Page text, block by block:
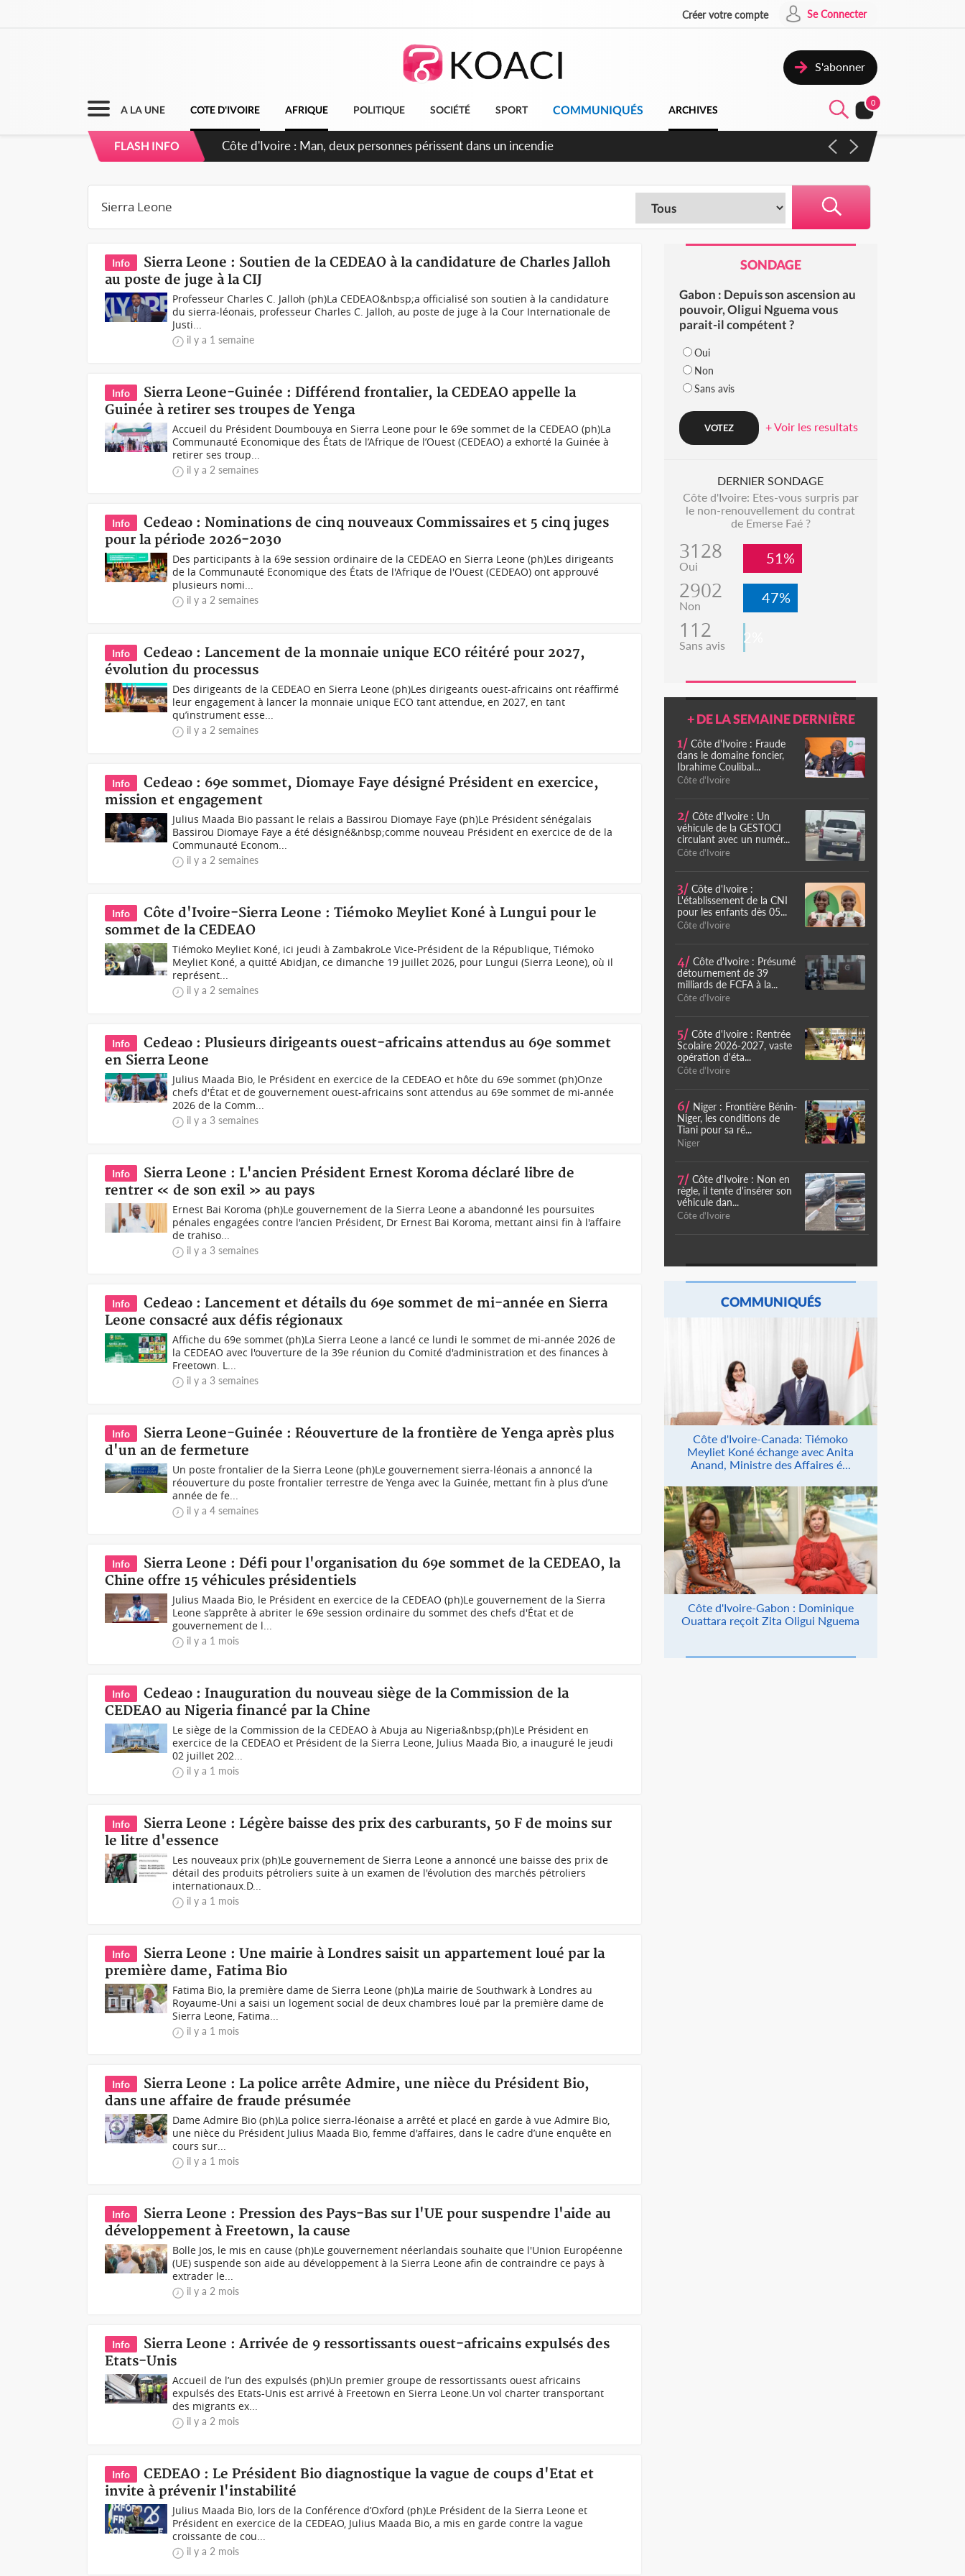
Créer votre compte Se Connecter
S'abonner
A LA UNE COTE D'IVOIRE AFRIQUE POLITIQUE SOCIÉTÉ SPORT COMMUNIQUÉS ARCHIVES
0
FLASH INFO
Côte d'Ivoire : Séileu, la célébration de la fête nationale transformée en vaste campagne contre les produits
Info
Sierra Leone : Soutien de la CEDEAO à la candidature de Charles Jalloh
au poste de juge à la CIJ
Professeur Charles C. Jalloh (ph)La CEDEAO&nbsp;a officialisé son soutien à la candidature
du sierra-léonais, professeur Charles C. Jalloh, au poste de juge à la Cour Internationale de
Justi...
il y a 1 semaine
Info
Sierra Leone-Guinée : Différend frontalier, la CEDEAO appelle la
Guinée à retirer ses troupes de Yenga
Accueil du Président Doumbouya en Sierra Leone pour le 69e sommet de la CEDEAO (ph)La
Communauté Economique des États de l’Afrique de l’Ouest (CEDEAO) a exhorté la Guinée à
retirer ses troup...
il y a 2 semaines
Info
Cedeao : Nominations de cinq nouveaux Commissaires et 5 cinq juges
pour la période 2026-2030
Des participants à la 69e session ordinaire de la CEDEAO en Sierra Leone (ph)Les dirigeants
de la Communauté Economique des États de l'Afrique de l'Ouest (CEDEAO) ont approuvé
plusieurs nomi...
il y a 2 semaines
Info
Cedeao : Lancement de la monnaie unique ECO réitéré pour 2027,
évolution du processus
Des dirigeants de la CEDEAO en Sierra Leone (ph)Les dirigeants ouest-africains ont réaffirmé
leur engagement à lancer la monnaie unique ECO tant attendue, en 2027, en tant
qu’instrument esse...
il y a 2 semaines
Info
Cedeao : 69e sommet, Diomaye Faye désigné Président en exercice,
mission et engagement
Julius Maada Bio passant le relais a Bassirou Diomaye Faye (ph)Le Président sénégalais
Bassirou Diomaye Faye a été désigné&nbsp;comme nouveau Président en exercice de de la
Communauté Econom...
il y a 2 semaines
Info
Côte d'Ivoire-Sierra Leone : Tiémoko Meyliet Koné à Lungui pour le
sommet de la CEDEAO
Tiémoko Meyliet Koné, ici jeudi à ZambakroLe Vice-Président de la République, Tiémoko
Meyliet Koné, a quitté Abidjan, ce dimanche 19 juillet 2026, pour Lungui (Sierra Leone), où il
représent...
il y a 2 semaines
Info
Cedeao : Plusieurs dirigeants ouest-africains attendus au 69e sommet
en Sierra Leone
Julius Maada Bio, le Président en exercice de la CEDEAO et hôte du 69e sommet (ph)Onze
chefs d'État et de gouvernement ouest-africains sont attendus au 69e sommet de mi-année
2026 de la Comm...
il y a 3 semaines
Info
Sierra Leone : L'ancien Président Ernest Koroma déclaré libre de
rentrer « de son exil » au pays
Ernest Bai Koroma (ph)Le gouvernement de la Sierra Leone a abandonné les poursuites
pénales engagées contre l'ancien Président, Dr Ernest Bai Koroma, mettant ainsi fin à l'affaire
de trahiso...
il y a 3 semaines
Info
Cedeao : Lancement et détails du 69e sommet de mi-année en Sierra
Leone consacré aux défis régionaux
Affiche du 69e sommet (ph)La Sierra Leone a lancé ce lundi le sommet de mi-année 2026 de
la CEDEAO avec l'ouverture de la 39e réunion du Comité d'administration et des finances à
Freetown. L...
il y a 3 semaines
Info
Sierra Leone-Guinée : Réouverture de la frontière de Yenga après plus
d'un an de fermeture
Un poste frontalier de la Sierra Leone (ph)Le gouvernement sierra-léonais a annoncé la
réouverture du poste frontalier terrestre de Yenga avec la Guinée, mettant fin à plus d’une
année de fe...
il y a 4 semaines
Info
Sierra Leone : Défi pour l'organisation du 69e sommet de la CEDEAO, la
Chine offre 15 véhicules présidentiels
Julius Maada Bio, le Président en exercice de la CEDEAO (ph)Le gouvernement de la Sierra
Leone s’apprête à abriter le 69e session ordinaire du sommet des chefs d'État et de
gouvernement de l...
il y a 1 mois
Info
Cedeao : Inauguration du nouveau siège de la Commission de la
CEDEAO au Nigeria financé par la Chine
Le siège de la Commission de la CEDEAO à Abuja au Nigeria&nbsp;(ph)Le Président en
exercice de la CEDEAO et Président de la Sierra Leone, Julius Maada Bio, a inauguré le jeudi
02 juillet 202...
il y a 1 mois
Info
Sierra Leone : Légère baisse des prix des carburants, 50 F de moins sur
le litre d'essence
Les nouveaux prix (ph)Le gouvernement de Sierra Leone a annoncé une baisse des prix de
détail des produits pétroliers suite à un examen de l'évolution des marchés pétroliers
internationaux.D...
il y a 1 mois
Info
Sierra Leone : Une mairie à Londres saisit un appartement loué par la
première dame, Fatima Bio
Fatima Bio, la première dame de Sierra Leone (ph)La mairie de Southwark à Londres au
Royaume-Uni a saisi un logement social de deux chambres loué par la première dame de
Sierra Leone, Fatima...
il y a 1 mois
Info
Sierra Leone : La police arrête Admire, une nièce du Président Bio,
dans une affaire de fraude présumée
Dame Admire Bio (ph)La police sierra-léonaise a arrêté et placé en garde à vue Admire Bio,
une nièce du Président Julius Maada Bio, femme d'affaires, dans le cadre d’une enquête en
cours sur...
il y a 1 mois
Info
Sierra Leone : Pression des Pays-Bas sur l'UE pour suspendre l'aide au
développement à Freetown, la cause
Bolle Jos, le mis en cause (ph)Le gouvernement néerlandais souhaite que l'Union Européenne
(UE) suspende son aide au développement à la Sierra Leone afin de contraindre ce pays à
extrader le...
il y a 2 mois
Info
Sierra Leone : Arrivée de 9 ressortissants ouest-africains expulsés des
Etats-Unis
Accueil de l’un des expulsés (ph)Un premier groupe de ressortissants ouest africains
expulsés des Etats-Unis est arrivé à Freetown en Sierra Leone.Un vol charter transportant
des migrants ex...
il y a 2 mois
Info
CEDEAO : Le Président Bio diagnostique la vague de coups d'Etat et
invite à prévenir l'instabilité
Julius Maada Bio, lors de la Conférence d’Oxford (ph)Le Président de la Sierra Leone et
Président en exercice de la CEDEAO, Julius Maada Bio, a mis en garde contre la vague
croissante de cou...
il y a 2 mois
SONDAGE
Gabon : Depuis son ascension au
pouvoir, Oligui Nguema vous
parait-il compétent ?
Oui
Non
Sans avis
+ Voir les resultats
DERNIER SONDAGE
Côte d'Ivoire: Etes-vous surpris par
le non-renouvellement du contrat
de Emerse Faé ?
3128
Oui 51%
2902
Non 47%
112
Sans avis 2%
+ DE LA SEMAINE DERNIÈRE
1/ Côte d'Ivoire : Fraude
dans le domaine foncier,
Ibrahime Coulibal...
Côte d'Ivoire
2/ Côte d'Ivoire : Un
véhicule de la GESTOCI
circulant avec un numér...
Côte d'Ivoire
3/ Côte d'Ivoire :
L'établissement de la CNI
pour les enfants dès 05...
Côte d'Ivoire
4/ Côte d'Ivoire : Présumé
détournement de 39
milliards de FCFA à la...
Côte d'Ivoire
5/ Côte d'Ivoire : Rentrée
Scolaire 2026-2027, vaste
opération d'éta...
Côte d'Ivoire
6/ Niger : Frontière Bénin-
Niger, les conditions de
Tiani pour sa ré...
Niger
7/ Côte d'Ivoire : Non en
règle, il tente d'insérer son
véhicule dan...
Côte d'Ivoire
COMMUNIQUÉS
Côte d'Ivoire-Canada: Tiémoko
Meyliet Koné échange avec Anita
Anand, Ministre des Affaires é...
Côte d'Ivoire-Gabon : Dominique
Ouattara reçoit Zita Oligui Nguema